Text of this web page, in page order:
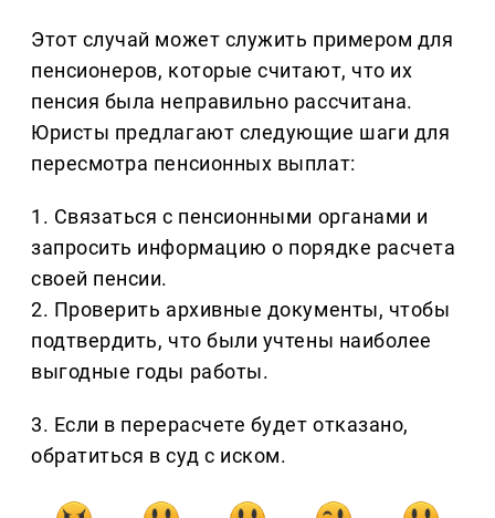
Этот случай может служить примером для
пенсионеров, которые считают, что их
пенсия была неправильно рассчитана.
Юристы предлагают следующие шаги для
пересмотра пенсионных выплат:
1. Связаться с пенсионными органами и
запросить информацию о порядке расчета
своей пенсии.
2. Проверить архивные документы, чтобы
подтвердить, что были учтены наиболее
выгодные годы работы.
3. Если в перерасчете будет отказано,
обратиться в суд с иском.